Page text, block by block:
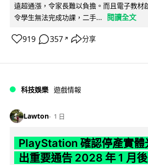
遠超通漲，令家長難以負擔。而且電子教材
令學生無法完成功課，二手...
閱讀全文
919 357 ↗ 分享
科技娛樂 遊戲情報
Lawton 1 日
PlayStation 確認停產實體
出重要通告 2028 年 1 月